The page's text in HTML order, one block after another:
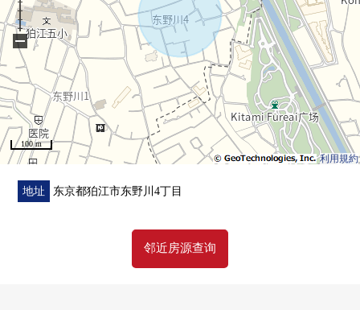
・冬天好的地板暖气
利用規約
100 m
−
地址 东京都狛江市东野川4丁目
邻近房源查询